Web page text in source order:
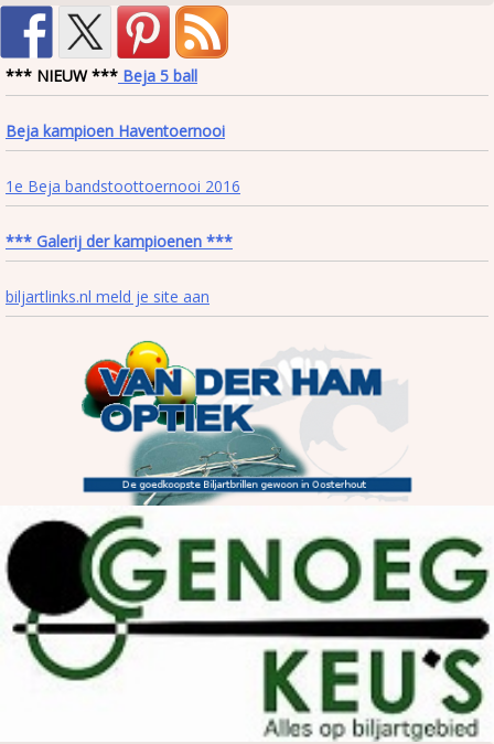
*** NIEUW *** Beja 5 ball
Beja kampioen Haventoernooi
1e Beja bandstoottoernooi 2016
*** Galerij der kampioenen ***
biljartlinks.nl meld je site aan